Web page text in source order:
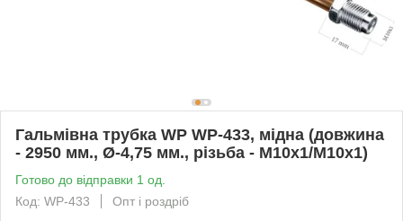
Гальмівна трубка WP WP-433, мідна (довжина
- 2950 мм., Ø-4,75 мм., різьба - М10х1/М10х1)
Готово до відправки 1 од.
Код: WP-433
Опт і роздріб